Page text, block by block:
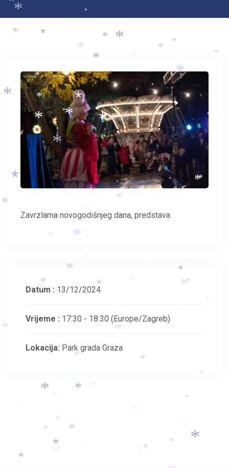
Zavrzlama novogodišnjeg dana, predstava
Datum : 13/12/2024
Vrijeme : 17:30 - 18:30 (Europe/Zagreb)
Lokacija: Park grada Graza
*
*
*
*
*
*
*
*
*
*
*
*
*
*
*
*
* *
*
*
*
*
*
*
*
*
*
*
*
*
*
*
*
*
*
*
*
*
*
*
*
*
*
*
*
*
*
*
*
*
*
*
*
*
*
*